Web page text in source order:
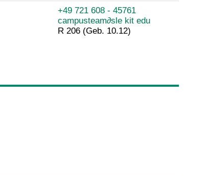
+49 721 608 - 45761
campusteam∂sle kit edu
R 206 (Geb. 10.12)